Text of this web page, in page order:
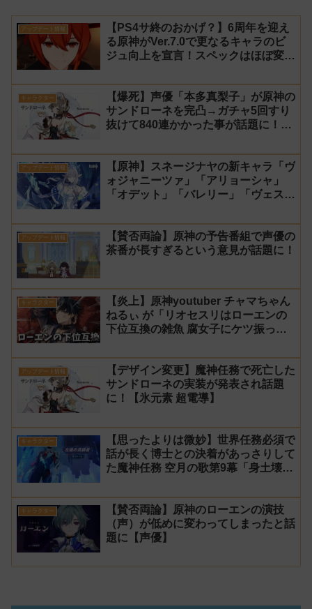
アップデート情報
【PS4サ終のおかげ？】6周年を迎え
る原神がVer.7.0で更なるキャラのビ
ジュ向上を宣言！スペックはほぼ変わ
キャラクター
【爆死】声優「本多真梨子」が原神の
サンドローネを完凸→ガチャ5回すり
抜けて840連かかった事が話題に！
アップデート情報
【原神】スネージナヤの新キャラ「ヴ
ォジャニーツァ」「アリョーシャ」
「オデット」「バレリー」「ヴェス
「アナスターシャ・フョードロヴナ・
スネージナヤ」が一斉に発表！【声優
氷神 第10位】
アップデート情報
【賛否両論】原神の予告番組で声優の
茶番が長すぎるという意見が話題に！
キャラクター
【炎上】原神youtuber チャマちゃん
ねるぃ が「リオセスリはローエンの
下位互換の雑魚 腐女子にケツ振って
アップデート情報
【デザイン変更】魔神任務で死亡した
サンドローネの実装が発表され話題
に！【氷元素 超電導】
キャラクター
【思ったよりは微妙】世界任務必須で
話が長く博士との決着があっさりして
た魔神任務 空月の歌第9幕「身土壊
プラーナ」感想
キャラクター
【賛否両論】原神のローエンの演技
（声）が低めに変わってしまったと話
題に【声優】